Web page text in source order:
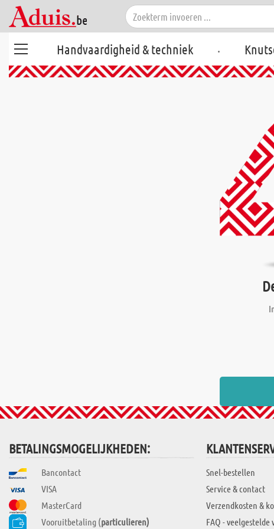
Handvaardigheid & techniek .
BETALINGSMOGELIJKHEDEN:
Bancontact
VISA
MasterCard
Vooruitbetaling (particulieren)
Snel-bestellen
Service & contact
Verzendkosten &
FAQ - veelgestelde